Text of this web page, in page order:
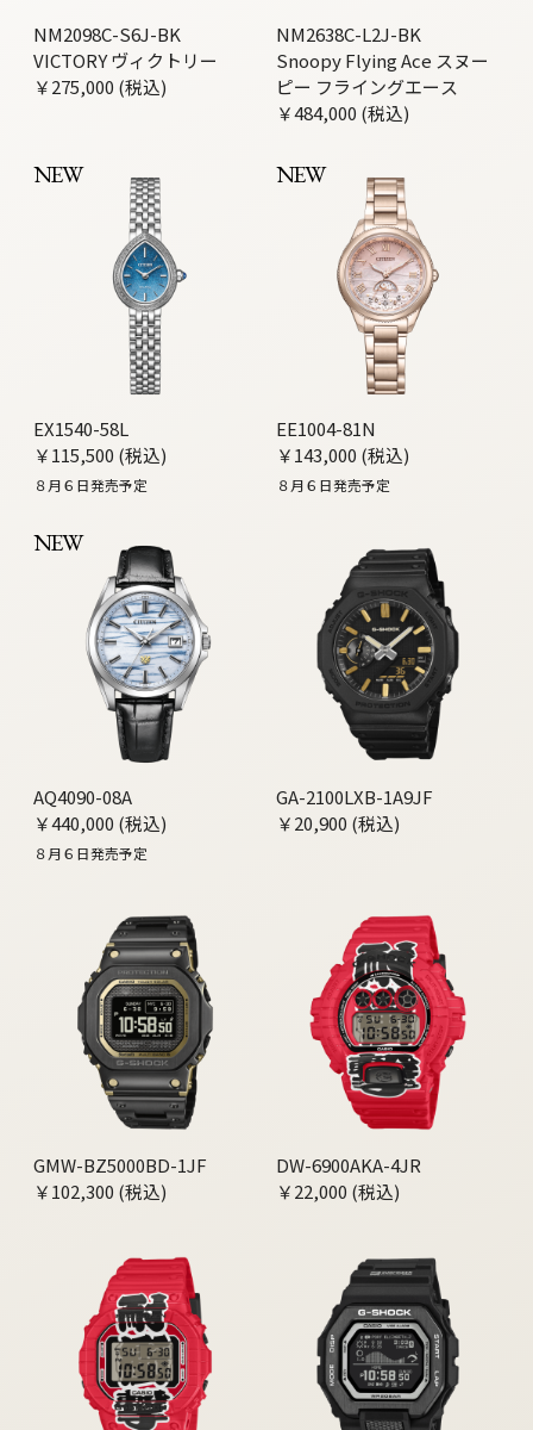
NM2098C-S6J-BK
VICTORY ヴィクトリー
￥275,000 (税込)
NM2638C-L2J-BK
Snoopy Flying Ace スヌー
ピー フライングエース
￥484,000 (税込)
NEW
EX1540-58L
￥115,500 (税込)
８月６日発売予定
NEW
EE1004-81N
￥143,000 (税込)
８月６日発売予定
NEW
AQ4090-08A
￥440,000 (税込)
８月６日発売予定
GA-2100LXB-1A9JF
￥20,900 (税込)
GMW-BZ5000BD-1JF
￥102,300 (税込)
DW-6900AKA-4JR
￥22,000 (税込)